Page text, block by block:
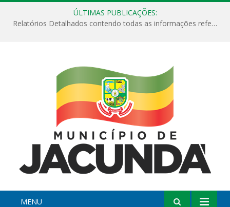
ÚLTIMAS PUBLICAÇÕES:
Relatórios Detalhados contendo todas as informações referentes a execução de recursos destinados ao fomento de projetos culturais no Município de Jacundá entre os anos de 2022 ao presente ano de 2026.
MENU